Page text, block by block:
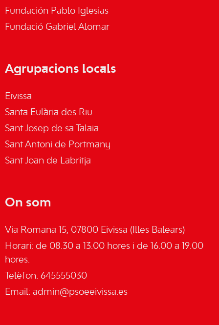
Fundación Pablo Iglesias
Fundació Gabriel Alomar
Agrupacions locals
Eivissa
Santa Eulària des Riu
Sant Josep de sa Talaia
Sant Antoni de Portmany
Sant Joan de Labritja
On som
Via Romana 15, 07800 Eivissa (Illes Balears)
Horari: de 08.30 a 13.00 hores i de 16.00 a 19.00
hores.
Telèfon: 645555030
Email: admin@psoeeivissa.es